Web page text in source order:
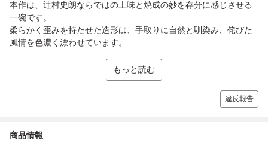
本作は、辻村史朗ならではの土味と焼成の妙を存分に感じさせる
一碗です。
柔らかく歪みを持たせた造形は、手取りに自然と馴染み、侘びた
風情を色濃く漂わせています。...
もっと読む
違反報告
商品情報